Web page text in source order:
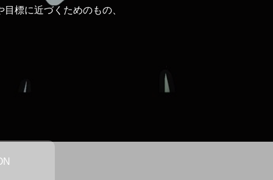
標に近づくためのもの、